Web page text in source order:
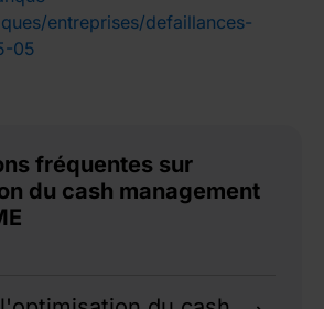
entreprises/defaillances-
05
fréquentes sur
du cash management